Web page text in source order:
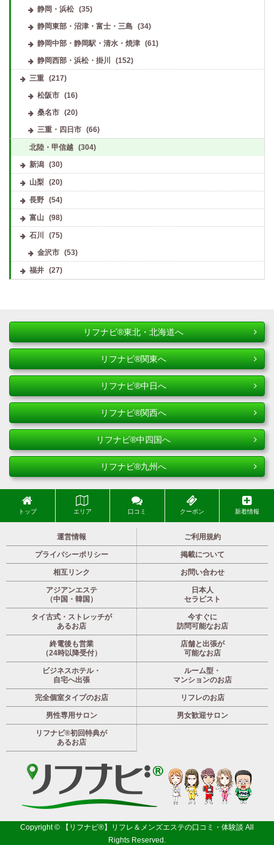
静岡・浜松
(35)
静岡東部・沼津・富士・三島
(34)
静岡中部・静岡駅・清水・焼津
(61)
静岡西部・浜松・掛川
(152)
三重 (217)
松阪市
(16)
桑名市
(20)
三重・四日市
(66)
北陸・甲信越 (304)
新潟 (30)
山梨 (20)
長野 (54)
富山 (98)
石川
(75)
金沢市
(53)
福井 (27)
リフナビ®東北・北海道へ
リフナビ®関東へ
リフナビ®中日へ
リフナビ®関西へ
リフナビ®中四国へ
リフナビ®九州へ
トップ エリア 口コミ クーポン 新着情報
運営情報 ご利用規約
プライバシーポリシー 掲載について
相互リンク お問い合わせ
アジアンエステ
（中国・韓国）
日本人
セラピスト
タイ古式・ストレッチが
あるお店
今すぐに
訪問可能なお店
終電後も営業
（24時以降受付）
店舗と出張が
可能なお店
ビジネスホテル・
自宅へ出張
ルーム型・
マンションのお店
完全個室タイプのお店 リフレのお店
男性専用サロン 男女歓迎サロン
リフナビ®初回特典が
あるお店
Copyright © 【リフナビ®】リフレ＆メンズエステの口コミ・体験談 All
Rights Reserved.